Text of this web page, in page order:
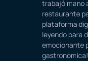
trabajó mano
restaurante
plataforma
leyendo para
emocionante
gastronómica!